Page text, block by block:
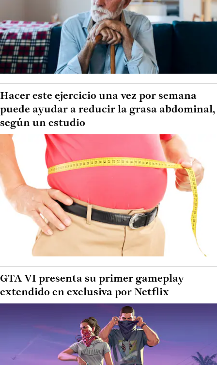
Hacer este ejercicio una vez por semana
puede ayudar a reducir la grasa abdominal,
según un estudio
GTA VI presenta su primer gameplay
extendido en exclusiva por Netflix